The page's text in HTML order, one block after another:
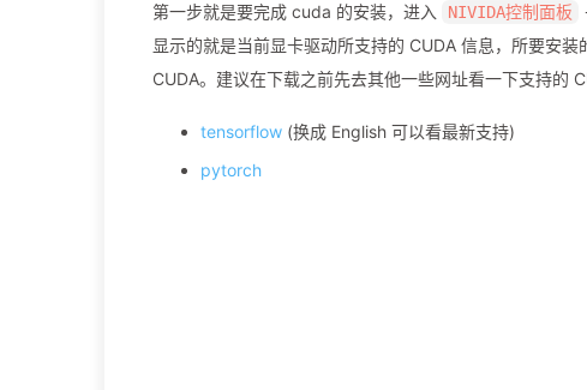
第一步就是要完成 cuda 的安装，进入 NIVIDA控制面板
显示的就是当前显卡驱动所支持的 CUDA 信息，所要安
CUDA。建议在下载之前先去其他一些网址看一下支持的
tensorflow (换成 English 可以看最新支持)
pytorch